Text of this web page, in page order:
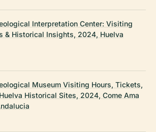
Interpretation Center: Visiting
& Historical Insights, 2024, Huelva
Museum Visiting Hours, Tickets,
Historical Sites, 2024, Come Ama